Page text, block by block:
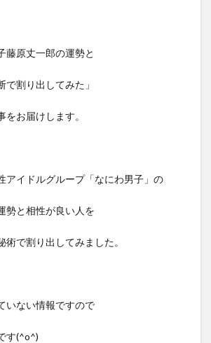
藤原丈一郎の運勢と
割り出してみた」
をお届けします。
アイドルグループ「なにわ男子」の
勢と相性が良い人を
で割り出してみました。
いない情報ですので
す(^o^)